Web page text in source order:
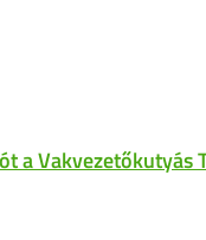
a Vakvezetőkutyás